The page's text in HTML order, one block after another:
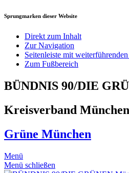
Sprungmarken dieser Website
Direkt zum Inhalt
Zur Navigation
Seitenleiste mit
Zum Fußbereich
BÜNDNIS 90/DIE
Kreisverband München
Grüne München
Menü
Menü schließen